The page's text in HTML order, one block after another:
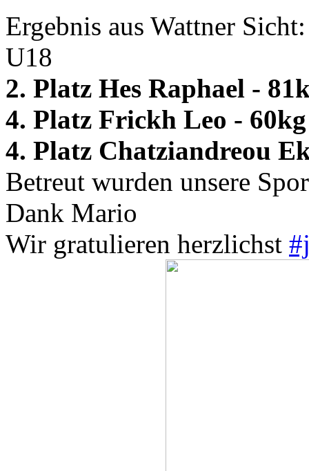
Ergebnis aus Wattner Sicht:
U18
2. Platz Hes Raphael -
4. Platz Frickh Leo - 60kg
4. Platz Chatziandreou
Betreut wurden unsere
Dank Mario
Wir gratulieren herzlichst